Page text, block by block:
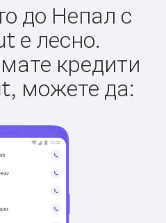
до Непал с
е лесно.
кредити
можете да: